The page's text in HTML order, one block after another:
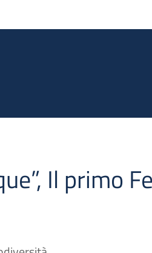
Il primo